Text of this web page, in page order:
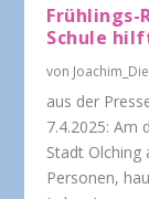
Frühlings-
Schule
von
aus der
7.4.2025: Am
Stadt Olching
Personen,